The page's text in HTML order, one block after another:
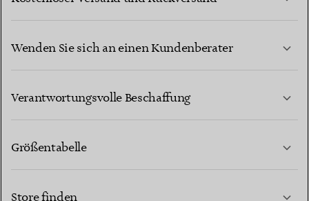
Wenden Sie sich an einen Kundenberater
Verantwortungsvolle Beschaffung
Größentabelle
Store finden